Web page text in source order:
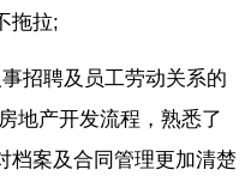
拖拉;
招聘及员工劳动关系的
地产开发流程，熟悉了
档案及合同管理更加清楚